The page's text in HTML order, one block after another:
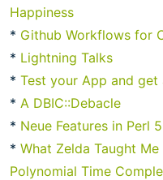
Happiness
* Github Workflows for
* Lightning Talks
* Test your App and
* A DBIC::Debacle
* Neue Features in Perl
* What Zelda Taught
Polynomial Time